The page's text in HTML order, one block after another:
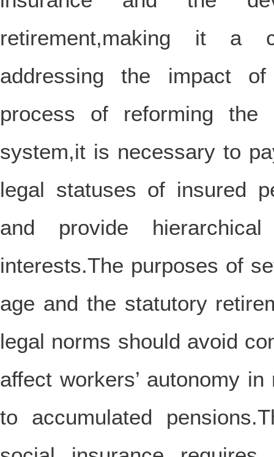
retirement,making it a
addressing the impact
process of reforming the
system,it is necessary to
legal statuses of insured
and provide
interests.The purposes of
age and the statutory
legal norms should avoid
affect workers’ autonomy
to accumulated